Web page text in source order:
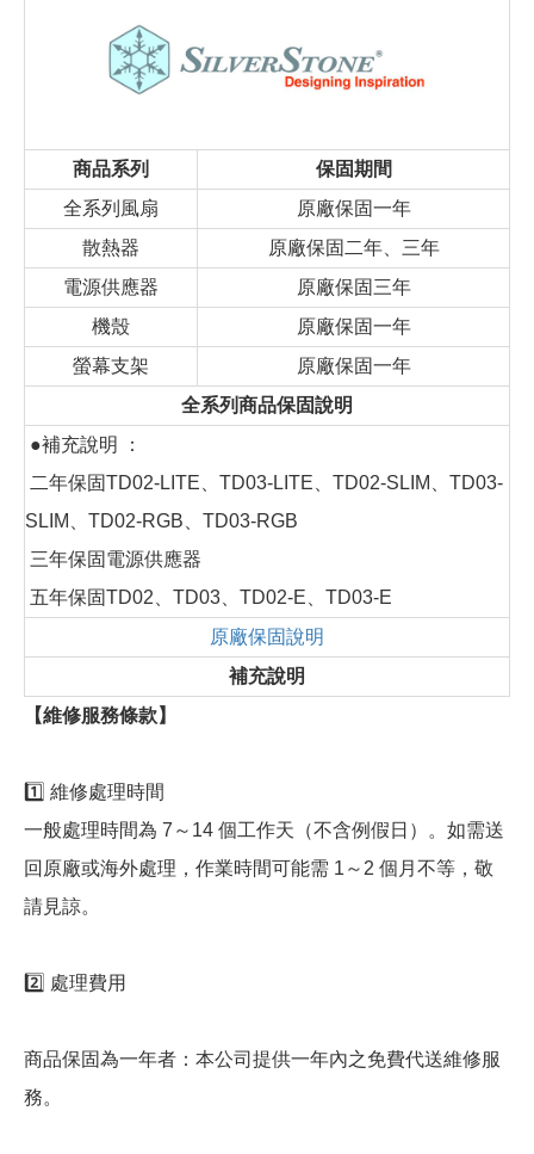
商品系列
保固期間
全系列風扇
原廠保固一年
散熱器
原廠保固二年、三年
電源供應器
原廠保固三年
機殼
原廠保固一年
螢幕支架
原廠保固一年
全系列商品保固說明
●補充說明 ：
二年保固TD02-LITE、TD03-LITE、TD02-SLIM、TD03-
SLIM、TD02-RGB、TD03-RGB
三年保固電源供應器
五年保固TD02、TD03、TD02-E、TD03-E
原廠保固說明
補充說明
【維修服務條款】
1️⃣ 維修處理時間
一般處理時間為 7～14 個工作天（不含例假日）。如需送
回原廠或海外處理，作業時間可能需 1～2 個月不等，敬
請見諒。
2️⃣ 處理費用
商品保固為一年者：本公司提供一年內之免費代送維修服
務。